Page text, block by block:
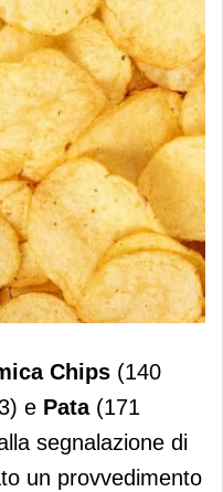
indaga
Chips (140
e Pata(171
segnalazione di
un provvedimento